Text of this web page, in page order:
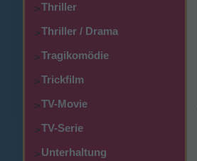
>Thriller
>Thriller / Drama
>Tragikomödie
>Trickfilm
>TV-Movie
>TV-Serie
>Unterhaltung